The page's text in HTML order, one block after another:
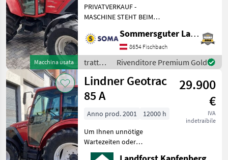
Macchina usata
PRIVATVERKAUF -
MASCHINE STEHT BEIM
84 ep Voll funktionsfähig BJ
2015 ca. 5990
Betriebsstunden
Frontzapfwelle
Fronthubwerk Halter für
Sommersguter Landmaschinen GmbH
8654 Fischbach
trattori
/
Lindner
Rivenditore Premium Gold
Lindner Geotrac
85 A
29.900
€
IVA
indetraibile
Anno prod. 2001
12000 h
Um Ihnen unnötige
Wartezeiten oder
Wegstrecken zu ersparen,